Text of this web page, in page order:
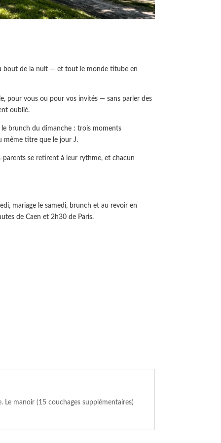
bout de la nuit — et tout le monde titube en
pour vous ou pour vos invités — sans parler des
oublié.
brunch du dimanche : trois moments
même titre que le jour J.
se retirent à leur rythme, et chacun
mariage le samedi, brunch et au revoir en
de Caen et 2h30 de Paris.
manoir (15 couchages supplémentaires)